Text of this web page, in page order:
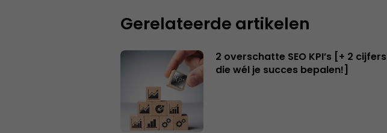
Gerelateerde artikelen
2 overschatte SEO KPI’s [+ 2 cijfers
die wél je succes bepalen!]